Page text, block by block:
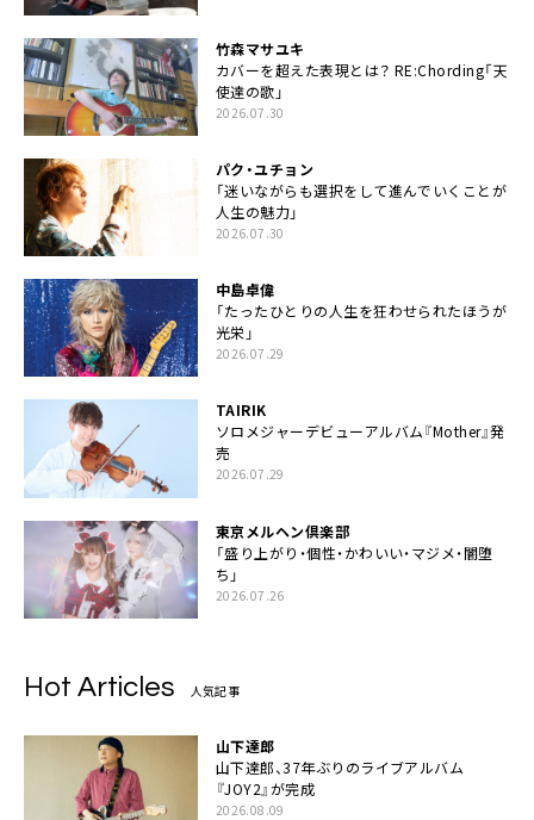
竹森マサユキ
カバーを超えた表現とは？ RE:Chording「天
使達の歌」
2026.07.30
パク・ユチョン
「迷いながらも選択をして進んでいくことが
人生の魅力」
2026.07.30
中島卓偉
「たったひとりの人生を狂わせられたほうが
光栄」
2026.07.29
TAIRIK
ソロメジャーデビューアルバム『Mother』発
売
2026.07.29
東京メルヘン倶楽部
「盛り上がり・個性・かわいい・マジメ・闇堕
ち」
2026.07.26
Hot Articles 人気記事
山下達郎
山下達郎、37年ぶりのライブアルバム
『JOY2』が完成
2026.08.09